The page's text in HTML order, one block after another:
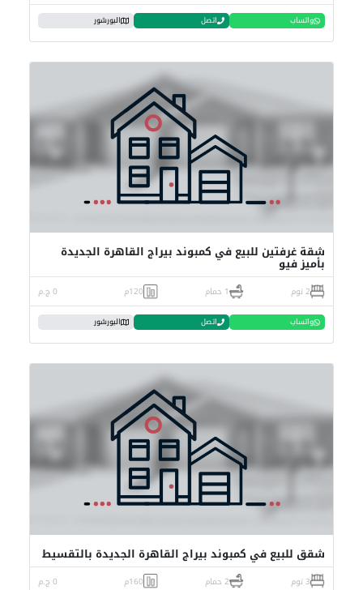
واتساب اتصل البورشور
شقة غرفتين للبيع في كمبوند بيراج القاهرة الجديدة
بأميز فيو
2 نوم 1 حمام 120م 0 ج.م
واتساب اتصل البورشور
شقق للبيع في كمبوند بيراج القاهرة الجديدة بالتقسيط
3 نوم 2 حمام 160م 0 ج.م